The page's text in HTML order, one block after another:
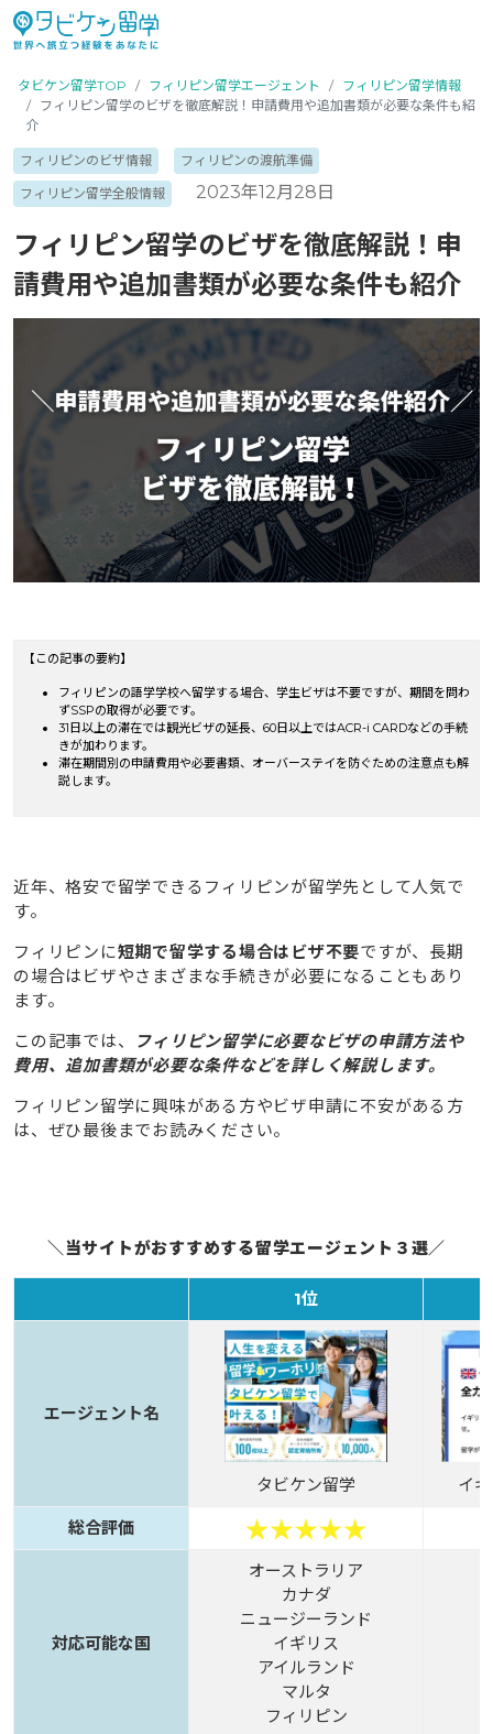
タビケン留学TOP フィリピン留学エージェント
フィリピン留学情報
フィリピン留学のビザを徹底解説！申請費用や追加書類が必要な条件も紹
介
フィリピンのビザ情報
フィリピンの渡航準備
フィリピン留学全般情報
2023年12月28日
フィリピン留学のビザを徹底解説！申
請費用や追加書類が必要な条件も紹介
【この記事の要約】
フィリピンの語学学校へ留学する場合、学生ビザは不要ですが、期間を問わ
ずSSPの取得が必要です。
31日以上の滞在では観光ビザの延長、60日以上ではACR-i CARDなどの手続
きが加わります。
滞在期間別の申請費用や必要書類、オーバーステイを防ぐための注意点も解
説します。
近年、格安で留学できるフィリピンが留学先として人気で
す。
フィリピンに短期で留学する場合はビザ不要ですが、長期
の場合はビザやさまざまな手続きが必要になることもあり
ます。
この記事では、
フィリピン留学に必要なビザの申請方法や
費用、追加書類が必要な条件などを詳しく解説します。
フィリピン留学に興味がある方やビザ申請に不安がある方
は、ぜひ最後までお読みください。
＼当サイトがおすすめする留学エージェント３選／
1位
エージェント名
タビケン留学 イ
総合評価
対応可能な国
オーストラリア
カナダ
ニュージーランド
イギリス
アイルランド
マルタ
フィリピン